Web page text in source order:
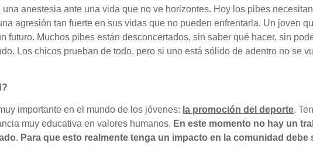
anestesia ante una vida que no ve horizontes. Hoy los pibes
agresión tan fuerte en sus vidas que no pueden enfrentarla. Un joven
futuro. Muchos pibes están desconcertados, sin saber qué hacer, sin
Los chicos prueban de todo, pero si uno está sólido de adentro no se
importante en el mundo de los jóvenes: la promoción del deporte.
muy educativa en valores humanos. En este momento no hay un
. Para que esto realmente tenga un impacto en la comunidad debe